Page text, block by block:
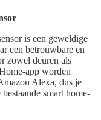
is een geweldige
een betrouwbare en
zowel deuren als
app worden
Alexa, dus je
smart home-